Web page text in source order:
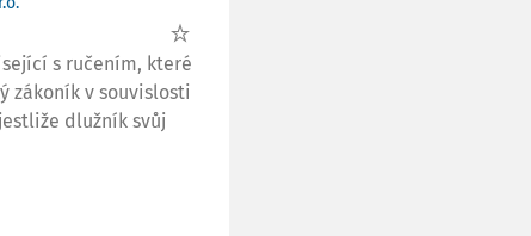
s ručením, které
zákoník v souvislosti
dlužník svůj